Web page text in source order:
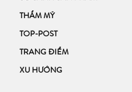
THẨM MỸ
TOP-POST
TRANG ĐIỂM
XU HƯỚNG